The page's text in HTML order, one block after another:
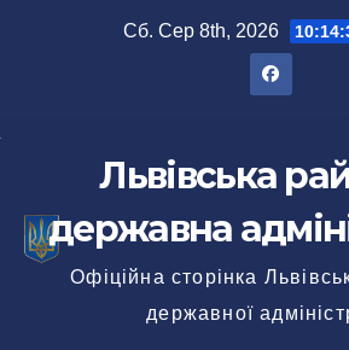
Сб. Сер 8th, 2026
Львівська
державна
Офіційна сторінка
державної